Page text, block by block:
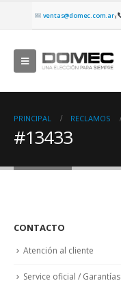
ventas@domec.com.ar|
PRINCIPAL RECLAMOS
#13433
CONTACTO
Atención al cliente
Service oficial / Garantías